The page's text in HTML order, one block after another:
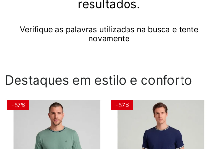
Destaques em estilo e conforto
-57% -57%